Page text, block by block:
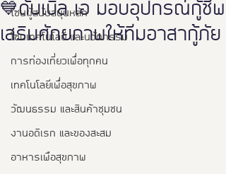
โซนผู้สนับสนุนหลัก
โซนเทคโนโลยี และนวัตกรรม
การท่องเที่ยวเพื่อทุกคน
เทคโนโลยีเพื่อสุขภาพ
วัฒนธรรม และสินค้าชุมชน
งานอดิเรก และของสะสม
อาหารเพือสุขภาพ
💙ดั๊บเบิ้ล เอ มอบอุปกรณ์กู้ชีพ
เสริมศักยภาพให้ทีมอาสากู้ภัย